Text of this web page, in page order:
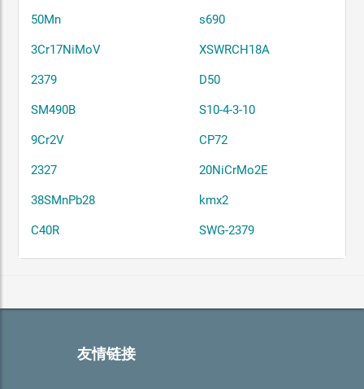
50Mn s690
3Cr17NiMoV XSWRCH18A
2379 D50
SM490B S10-4-3-10
9Cr2V CP72
2327 20NiCrMo2E
38SMnPb28 kmx2
C40R SWG-2379
友情链接